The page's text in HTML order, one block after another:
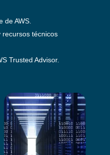
de AWS.
recursos técnicos
Trusted Advisor.